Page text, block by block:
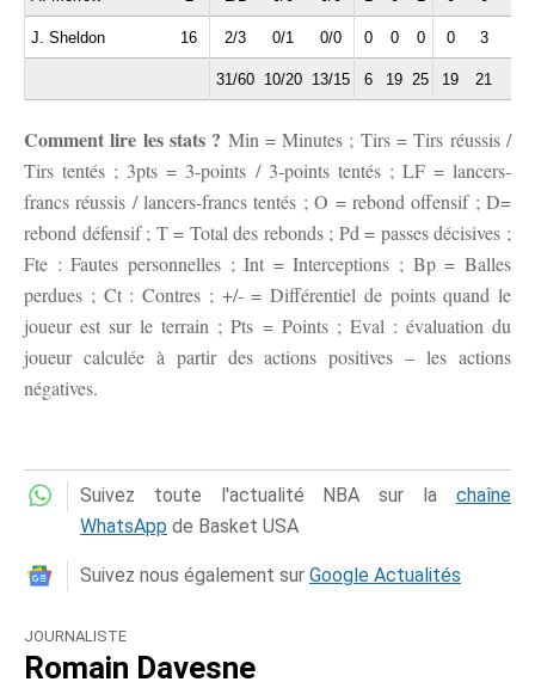
J. Sheldon 16 2/3 0/1 0/0 0 0 0 0 3
31/60 10/20 13/15 6 19 25 19 21
Comment lire les stats ? Min = Minutes ; Tirs = Tirs réussis /
Tirs tentés ; 3pts = 3-points / 3-points tentés ; LF = lancers-
francs réussis / lancers-francs tentés ; O = rebond offensif ; D=
rebond défensif ; T = Total des rebonds ; Pd = passes décisives ;
Fte : Fautes personnelles ; Int = Interceptions ; Bp = Balles
perdues ; Ct : Contres ; +/- = Différentiel de points quand le
joueur est sur le terrain ; Pts = Points ; Eval : évaluation du
joueur calculée à partir des actions positives – les actions
négatives.
Suivez toute l'actualité NBA sur la chaîne
WhatsApp de Basket USA
Suivez nous également sur Google Actualités
JOURNALISTE
Romain Davesne